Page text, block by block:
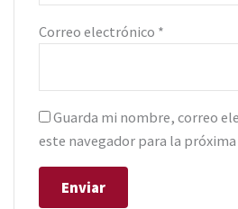
Correo electrónico *
Guarda mi nombre, correo
este navegador para la